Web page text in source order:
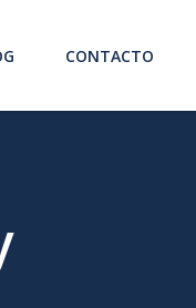
CONTACTO